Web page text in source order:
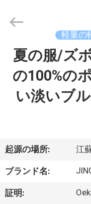
家
ク
ト
2025
Co.,Ltd.
Rights
Reserved.
軽量の
夏の服/ズ
の100%の
い淡いブ
起源の場所: 江
ブランド名:
証明: